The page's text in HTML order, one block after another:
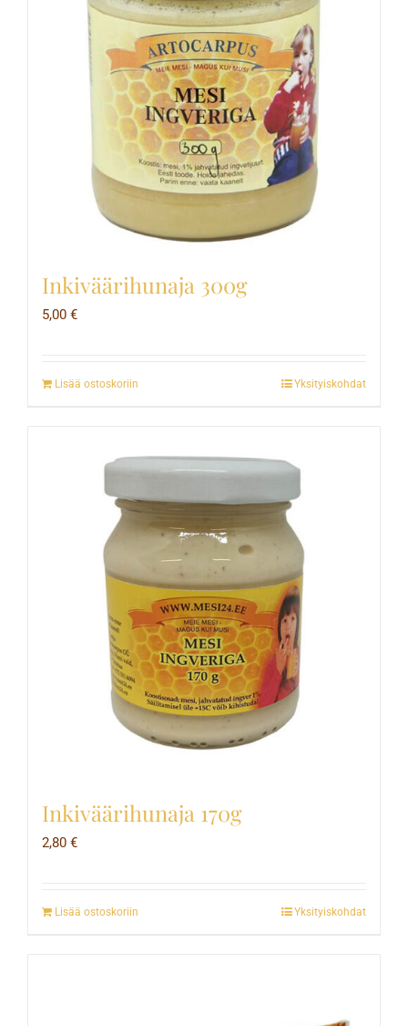
Inkiväärihunaja 300g
5,00 €
Lisää ostoskoriin Yksityiskohdat
Inkiväärihunaja 170g
2,80 €
Lisää ostoskoriin Yksityiskohdat